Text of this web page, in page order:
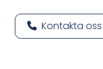
Kontakta oss